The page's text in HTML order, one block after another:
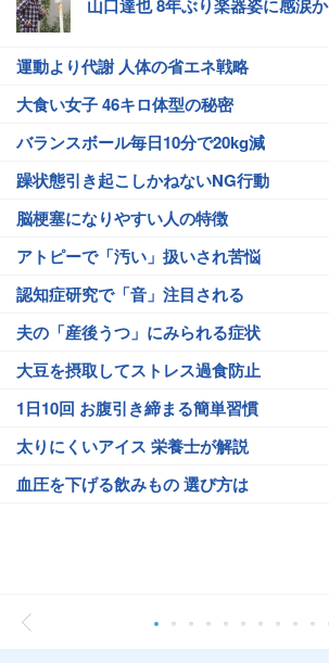
山口達也 8年ぶり楽器姿に感涙か
運動より代謝 人体の省エネ戦略
大食い女子 46キロ体型の秘密
バランスボール毎日10分で20kg減
躁状態引き起こしかねないNG行動
脳梗塞になりやすい人の特徴
アトピーで「汚い」扱いされ苦悩
認知症研究で「音」注目される
夫の「産後うつ」にみられる症状
大豆を摂取してストレス過食防止
1日10回 お腹引き締まる簡単習慣
太りにくいアイス 栄養士が解説
血圧を下げる飲みもの 選び方は